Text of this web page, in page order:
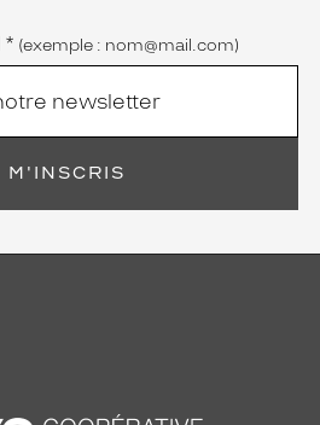
* (exemple : nom@mail.com)
M'INSCRIS